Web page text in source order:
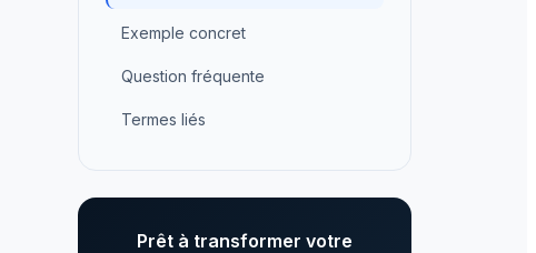
Exemple concret
Question fréquente
Termes liés
Prêt à transformer votre